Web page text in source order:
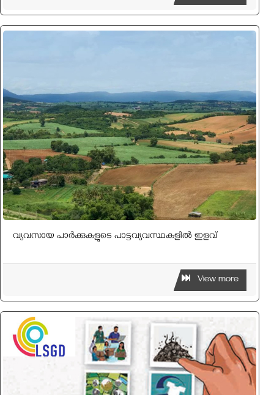
വ്യവസായ പാര്‍ക്കുകളുടെ പാട്ടവ്യവസ്ഥകളില്‍ ഇളവ്
View more